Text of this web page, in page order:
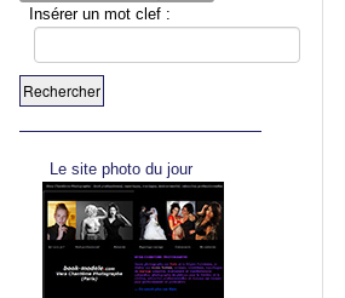
Insérer un mot clef :
Le site photo du jour